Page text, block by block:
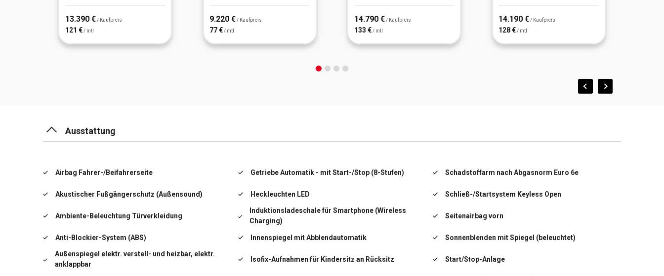
13.390 € / Kaufpreis
121 € / mtl
9.220 € / Kaufpreis
77 € / mtl
14.790 € / Kaufpreis
133 € / mtl
14.190 € / Kaufpreis
128 € / mtl
Ausstattung
Airbag Fahrer-/Beifahrerseite
Akustischer Fußgängerschutz (Außensound)
Ambiente-Beleuchtung Türverkleidung
Anti-Blockier-System (ABS)
Außenspiegel elektr. verstell- und heizbar, elektr.
anklappbar
Getriebe Automatik - mit Start-/Stop (8-Stufen)
Heckleuchten LED
Induktionsladeschale für Smartphone (Wireless
Charging)
Innenspiegel mit Abblendautomatik
Isofix-Aufnahmen für Kindersitz an Rücksitz
Schadstoffarm nach Abgasnorm Euro 6e
Schließ-/Startsystem Keyless Open
Seitenairbag vorn
Sonnenblenden mit Spiegel (beleuchtet)
Start/Stop-Anlage